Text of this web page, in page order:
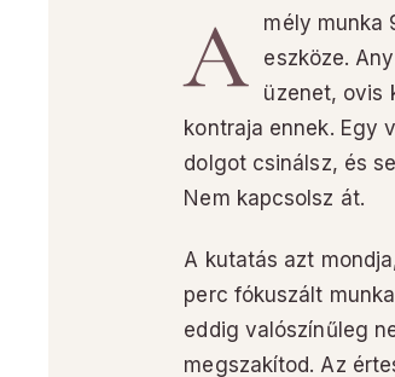
A
mély munka
eszköze.
üzenet, ovis
kontraja ennek. Egy
dolgot csinálsz, és
Nem kapcsolsz át.
A kutatás azt
perc fókuszált
eddig valószínűleg
megszakítod. Az